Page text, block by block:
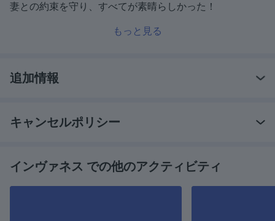
妻との約束を守り、すべてが素晴らしかった！
もっと見る
追加情報
キャンセルポリシー
インヴァネス での他のアクティビティ